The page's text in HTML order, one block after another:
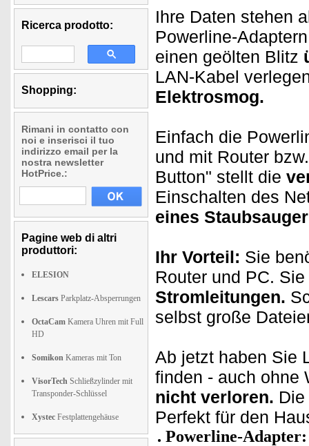
Ricerca prodotto:
Shopping:
Rimani in contatto con
noi e inserisci il tuo
indirizzo email per la
nostra newsletter
HotPrice.:
Pagine web di altri
produttori:
ELESION
Lescars Parkplatz-Absperrungen
OctaCam Kamera Uhren mit Full
HD
Somikon Kameras mit Ton
VisorTech Schließzylinder mit
Transponder-Schlüssel
Xystec Festplattengehäuse
Ihre Daten stehen
Powerline-
einen geölten Blitz
LAN-Kabel
Elektrosmog.
Einfach die
und mit Router
Button" stellt die
Einschalten des
eines
Ihr Vorteil: Sie
Router und PC.
Stromleitungen.
selbst große
Ab jetzt haben Sie
finden - auch ohne
nicht verloren.
Perfekt für den
Powerline-Adapter: